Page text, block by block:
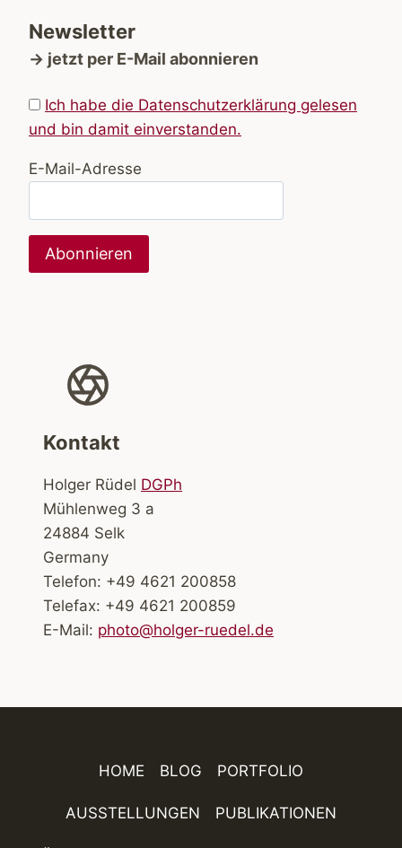
Newsletter
→ jetzt per E-Mail abonnieren
Ich habe die Datenschutzerklärung gelesen
und bin damit einverstanden.
E-Mail-Adresse
Kontakt
Holger Rüdel DGPh
Mühlenweg 3 a
24884 Selk
Germany
Telefon: +49 4621 200858
Telefax: +49 4621 200859
E-Mail: photo@holger-ruedel.de
HOME BLOG PORTFOLIO
AUSSTELLUNGEN PUBLIKATIONEN